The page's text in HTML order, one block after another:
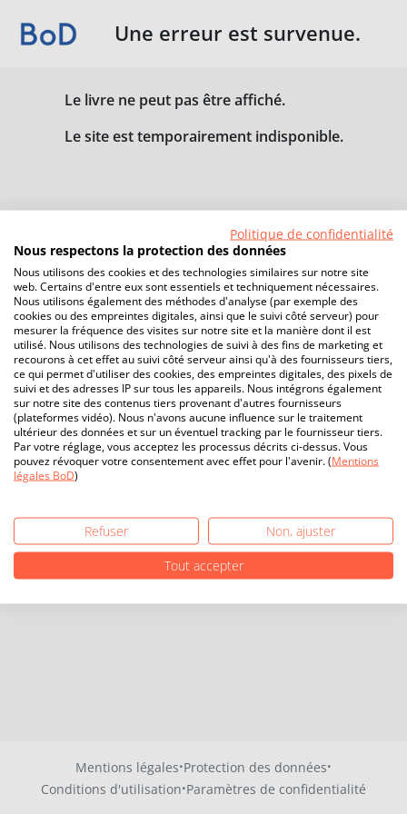
Une erreur est survenue.
Le livre ne peut pas être affiché.
Le site est temporairement indisponible.
Mentions légales·Protection des données·
Conditions d'utilisation·Paramètres de confidentialité
Politique de confidentialité
Nous respectons la protection des données
Nous utilisons des cookies et des technologies similaires sur notre site
web. Certains d'entre eux sont essentiels et techniquement nécessaires.
Nous utilisons également des méthodes d'analyse (par exemple des
cookies ou des empreintes digitales, ainsi que le suivi côté serveur) pour
mesurer la fréquence des visites sur notre site et la manière dont il est
utilisé. Nous utilisons des technologies de suivi à des fins de marketing et
recourons à cet effet au suivi côté serveur ainsi qu'à des fournisseurs tiers,
ce qui permet d'utiliser des cookies, des empreintes digitales, des pixels de
suivi et des adresses IP sur tous les appareils. Nous intégrons également
sur notre site des contenus tiers provenant d'autres fournisseurs
(plateformes vidéo). Nous n'avons aucune influence sur le traitement
ultérieur des données et sur un éventuel tracking par le fournisseur tiers.
Par votre réglage, vous acceptez les processus décrits ci-dessus. Vous
pouvez révoquer votre consentement avec effet pour l'avenir. (Mentions
légales BoD)
Refuser
Non, ajuster
Tout accepter